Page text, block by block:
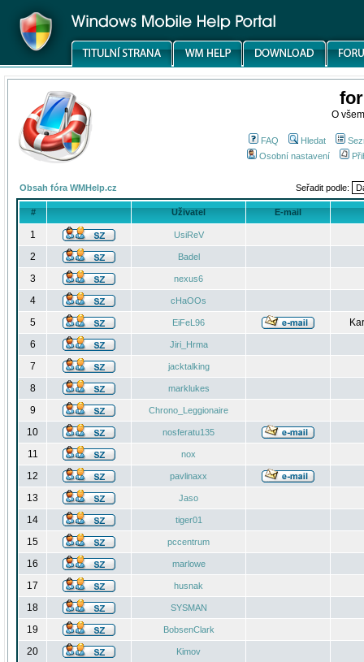
O
FAQ Hledat
Osobní nastavení
Obsah fóra WMHelp.cz Seřadit podle:
# Uživatel E-mail
1 UsiReV
2 Badel
3 nexus6
4 cHaOOs
5 EiFeL96
6
Jiri_Hrma
7 jacktalking
8 marklukes
9 Chrono_Leggionaire
10 nosferatu135
11 nox
12 pavlinaxx
13 Jaso
14 tiger01
15 pccentrum
16 marlowe
17 husnak
18 SYSMAN
19 BobsenClark
20 Kimov